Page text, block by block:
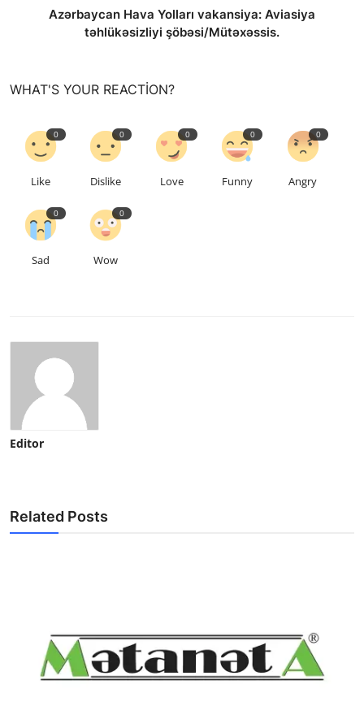
Azərbaycan Hava Yolları vakansiya: Aviasiya
təhlükəsizliyi şöbəsi/Mütəxəssis.
WHAT'S YOUR REACTION?
0
Like
0
Dislike
0
Love
0
Funny
0
Angry
0
Sad
0
Wow
Editor
Related Posts